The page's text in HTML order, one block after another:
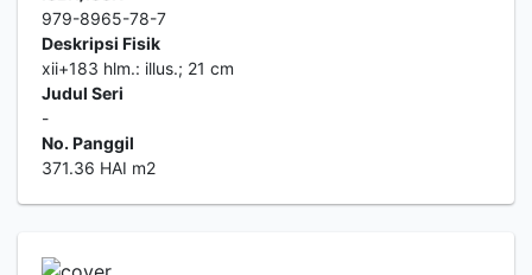
979-8965-78-7
Deskripsi Fisik
xii+183 hlm.: illus.; 21 cm
Judul Seri
-
No. Panggil
371.36 HAI m2